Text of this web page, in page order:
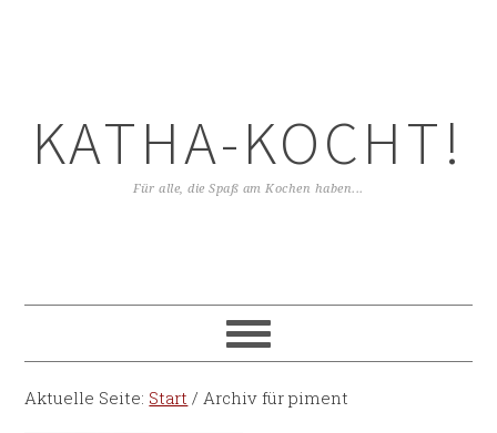
KATHA-KOCHT!
Für alle, die Spaß am Kochen haben...
Aktuelle Seite: Start / Archiv für piment